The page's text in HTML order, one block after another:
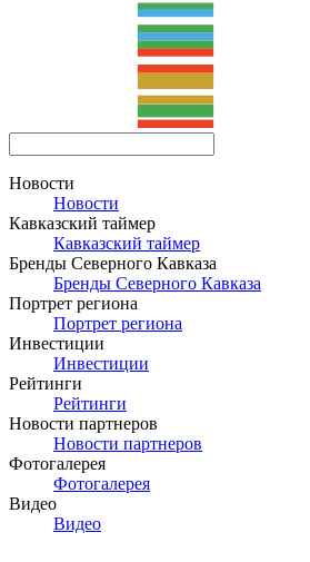
Новости
Новости
Кавказский таймер
Кавказский таймер
Бренды Северного Кавказа
Бренды Северного Кавказа
Портрет региона
Портрет региона
Инвестиции
Инвестиции
Рейтинги
Рейтинги
Новости партнеров
Новости партнеров
Фотогалерея
Фотогалерея
Видео
Видео